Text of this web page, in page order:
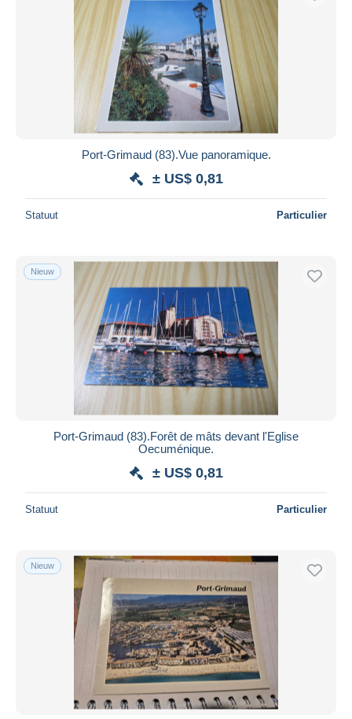
Port-Grimaud (83).Vue panoramique.
± US$ 0,81
Statuut Particulier
Nieuw
Port-Grimaud (83).Forêt de mâts devant l'Eglise
Oecuménique.
± US$ 0,81
Statuut Particulier
Nieuw